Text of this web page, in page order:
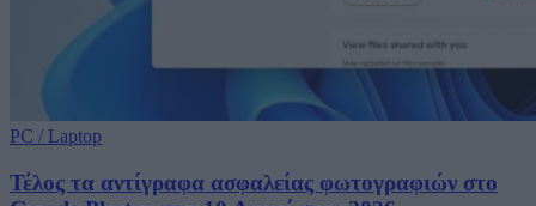
PC / Laptop
Τέλος τα αντίγραφα ασφαλείας φωτογραφιών στο